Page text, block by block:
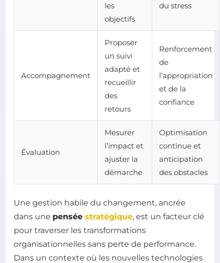
les
objectifs
du stress
Accompagnement
Proposer
un suivi
adapté et
recueillir
des
retours
Renforcement
de
l’appropriation
et de la
confiance
Évaluation
Mesurer
l’impact et
ajuster la
démarche
Optimisation
continue et
anticipation
des obstacles
Une gestion habile du changement, ancrée
dans une pensée stratégique, est un facteur clé
pour traverser les transformations
organisationnelles sans perte de performance.
Dans un contexte où les nouvelles technologies